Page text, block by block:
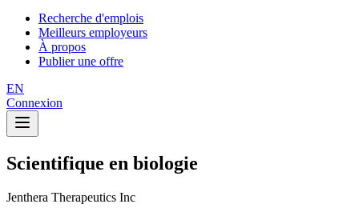
Recherche d'emplois
Meilleurs employeurs
À propos
Publier une offre
EN
Connexion
Scientifique en biologie
Jenthera Therapeutics Inc